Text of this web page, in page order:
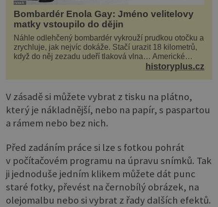
Bombardér Enola Gay: Jméno velitelovy
matky vstoupilo do dějin
Náhle odlehčený bombardér vykrouží prudkou otočku a
zrychluje, jak nejvíc dokáže. Stačí urazit 18 kilometrů,
když do něj zezadu udeří tlaková vlna… Americké
rozhodnutí svrhnout ničivou jadernou bombu ...historyplus.cz
V zásadě si můžete vybrat z tisku na plátno,
který je nákladnější, nebo na papír, s paspartou
a rámem nebo bez nich.
Před zadáním práce si lze s fotkou pohrát
v počítačovém programu na úpravu snímků. Tak
ji jednoduše jedním klikem můžete dát punc
staré fotky, převést na černobílý obrázek, na
olejomalbu nebo si vybrat z řady dalších efektů.